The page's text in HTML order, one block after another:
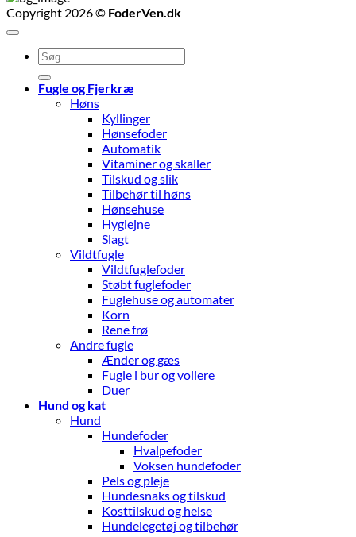
Copyright 2026 © FoderVen.dk
Søg
efter:
Fugle og Fjerkræ
Høns
Kyllinger
Hønsefoder
Automatik
Vitaminer og skaller
Tilskud og slik
Tilbehør til høns
Hønsehuse
Hygiejne
Slagt
Vildtfugle
Vildtfuglefoder
Støbt fuglefoder
Fuglehuse og automater
Korn
Rene frø
Andre fugle
Ænder og gæs
Fugle i bur og voliere
Duer
Hund og kat
Hund
Hundefoder
Hvalpefoder
Voksen hundefoder
Pels og pleje
Hundesnaks og tilskud
Kosttilskud og helse
Hundelegetøj og tilbehør